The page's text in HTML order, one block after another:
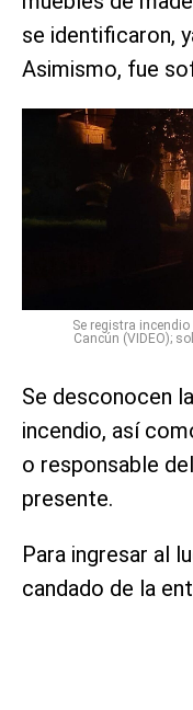
se identificaron,
Asimismo, fue
Se registra
Cancún (VIDEO);
Se desconocen
incendio, así
o responsable
presente.
Para ingresar al
candado de la